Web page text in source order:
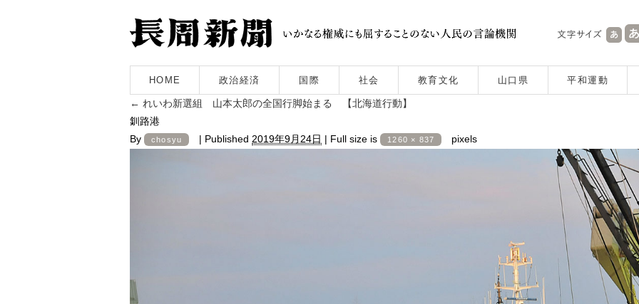
HOME 政治経済 国際 社会 教育文化 山口県 平和運動
← れいわ新選組 山本太郎の全国行脚始まる 【北海道行動】
釧路港
By
chosyu | Published 2019年9月24日 | Full size is 1260 × 837 pixels